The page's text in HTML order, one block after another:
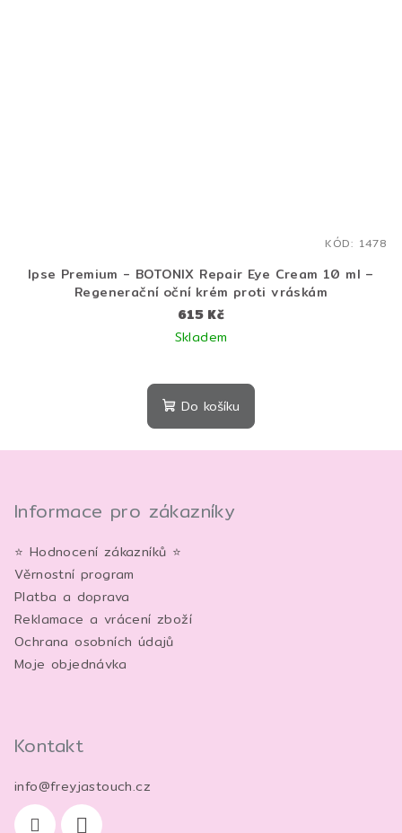
Ipse Premium - BOTONIX Repair Eye Cream 10 ml –
Regenerační oční krém proti vráskám
615 Kč
Skladem
Do košíku
KÓD: 1478
Z
Informace pro zákazníky
⭐ Hodnocení zákazníků ⭐
Věrnostní program
Platba a doprava
Reklamace a vrácení zboží
Ochrana osobních údajů
Moje objednávka
Kontakt
info@freyjastouch.cz